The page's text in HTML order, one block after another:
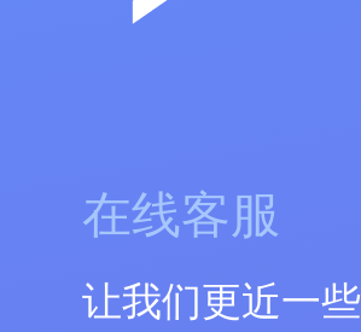
在线客服
让我们更近一些